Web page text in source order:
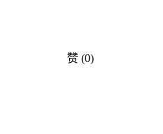
赞 (0)